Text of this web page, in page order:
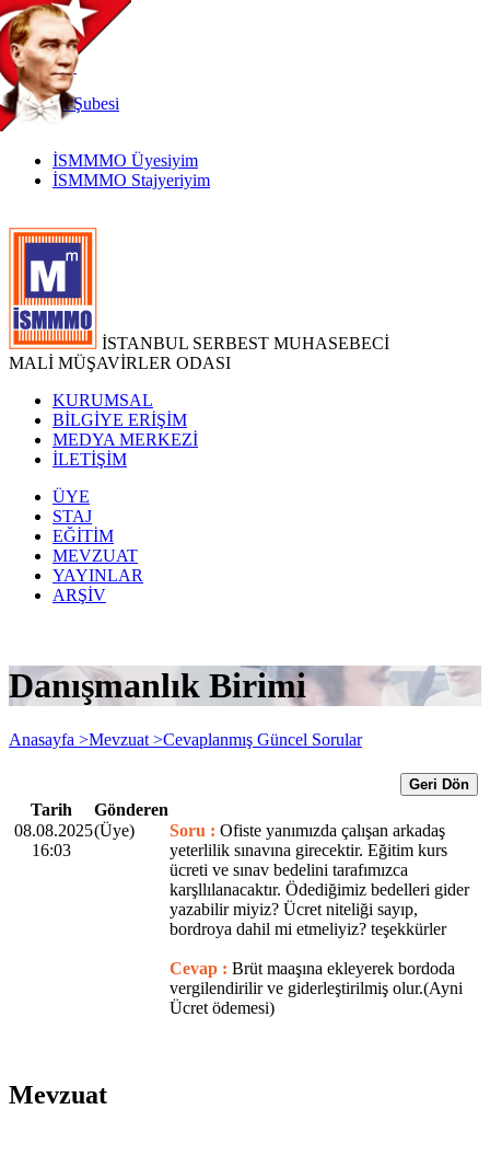
TR
|
EN
İnternetŞubesi
İSMMMO Üyesiyim
İSMMMO Stajyeriyim
İSTANBUL SERBEST MUHASEBECİ
MALİ MÜŞAVİRLER ODASI
KURUMSAL
BİLGİYE ERİŞİM
MEDYA MERKEZİ
İLETİŞİM
ÜYE
STAJ
EĞİTİM
MEVZUAT
YAYINLAR
ARŞİV
Danışmanlık Birimi
Anasayfa >Mevzuat >Cevaplanmış Güncel Sorular
Geri Dön
Tarih
Gönderen
08.08.2025
16:03
(Üye) Soru : Ofiste yanımızda çalışan arkadaş
yeterlilik sınavına girecektir. Eğitim kurs
ücreti ve sınav bedelini tarafımızca
karşllılanacaktır. Ödediğimiz bedelleri gider
yazabilir miyiz? Ücret niteliği sayıp,
bordroya dahil mi etmeliyiz? teşekkürler
Cevap : Brüt maaşına ekleyerek bordoda
vergilendirilir ve giderleştirilmiş olur.(Ayni
Ücret ödemesi)
Mevzuat